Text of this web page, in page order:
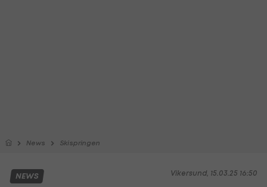
News Skispringen
Vikersund, 15.03.25 16:50
NEWS